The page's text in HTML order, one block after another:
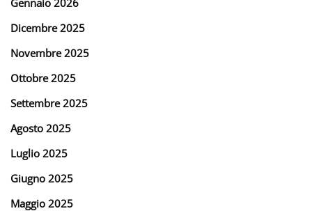
Dicembre 2025
Novembre 2025
Ottobre 2025
Settembre 2025
Agosto 2025
Luglio 2025
Giugno 2025
Maggio 2025